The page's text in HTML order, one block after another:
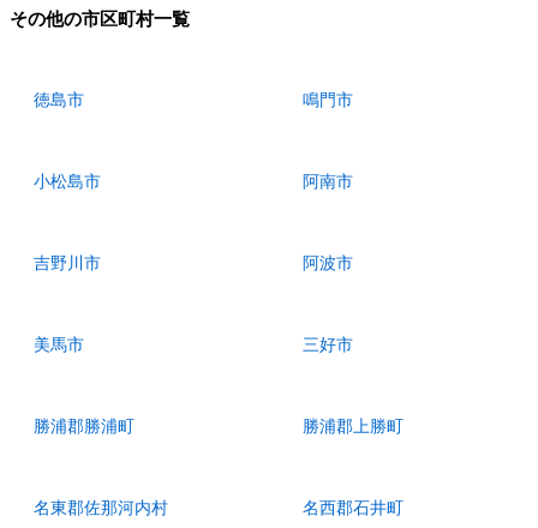
その他の市区町村一覧
徳島市 鳴門市
小松島市 阿南市
吉野川市 阿波市
美馬市 三好市
勝浦郡勝浦町 勝浦郡上勝町
名東郡佐那河内村 名西郡石井町